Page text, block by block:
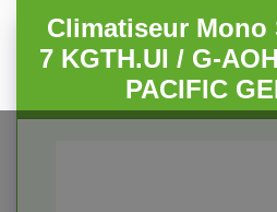
Climatiseur Mono
7 KGTH.UI / G-
PACIFIC